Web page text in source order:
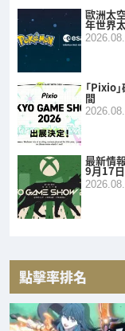
歐洲太
年世界
「Pixio
間
最新情
9月17
點擊率排名